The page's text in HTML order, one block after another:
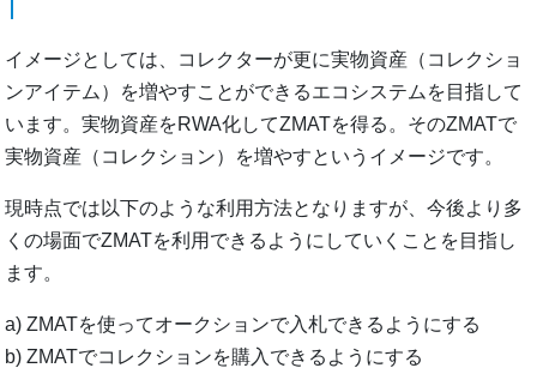
イメージとしては、コレクターが更に実物資産（コレクショ
ンアイテム）を増やすことができるエコシステムを目指して
います。実物資産をRWA化してZMATを得る。そのZMATで
実物資産（コレクション）を増やすというイメージです。
現時点では以下のような利用方法となりますが、今後より多
くの場面でZMATを利用できるようにしていくことを目指し
ます。
a) ZMATを使ってオークションで入札できるようにする
b) ZMATでコレクションを購入できるようにする